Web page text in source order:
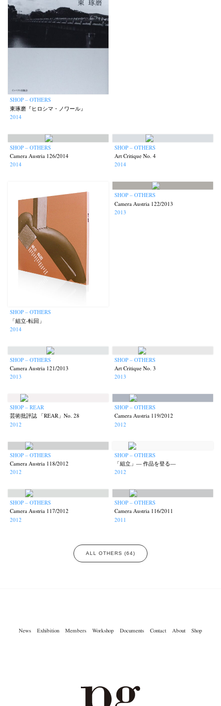
SHOP – OTHERS
東琢磨『ヒロシマ・ノワール』
2014
SHOP – OTHERS
Camera Austria 126/2014
2014
SHOP – OTHERS
Art Critique No. 4
2014
SHOP – OTHERS
「組立‐転回」
2014
SHOP – OTHERS
Camera Austria 122/2013
2013
SHOP – OTHERS
Camera Austria 121/2013
2013
SHOP – OTHERS
Art Critique No. 3
2013
SHOP – REAR
芸術批評誌 「REAR」No. 28
2012
SHOP – OTHERS
Camera Austria 119/2012
2012
SHOP – OTHERS
Camera Austria 118/2012
2012
SHOP – OTHERS
「組立」— 作品を登る—
2012
SHOP – OTHERS
Camera Austria 117/2012
2012
SHOP – OTHERS
Camera Austria 116/2011
2011
ALL OTHERS (64)
News Exhibition Members Workshop Documents Contact About Shop